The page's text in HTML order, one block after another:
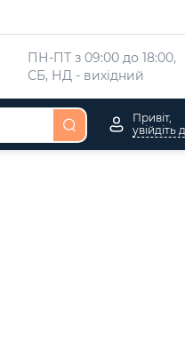
ПН-ПТ з 09:00 до 18:00,
СБ, НД - вихідний
Привіт,